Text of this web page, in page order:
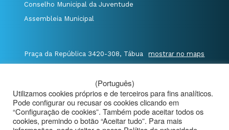
Conselho Municipal da Juventude
Assembleia Municipal
Praça da República 3420-308, Tábua mostrar no maps
E. geral@cm-tabua.pt
@Município de Tábua | Mapa do Portal
|
Politica de Privacidade
|
(Português)
Utilizamos cookies próprios e de terceiros para fins analíticos.
Pode configurar ou recusar os cookies clicando em
“Configuração de cookies”. Também pode aceitar todos os
cookies, premindo o botão “Aceitar tudo”. Para mais